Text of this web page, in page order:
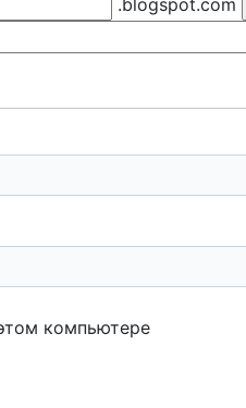
.blogspot.com
компьютере